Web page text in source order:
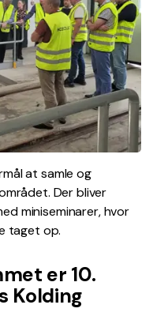
at samle og
Der bliver
miniseminarer, hvor
taget op.
er 10.
Kolding